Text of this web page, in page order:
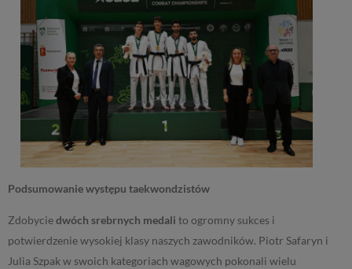
Podsumowanie występu taekwondzistów
Zdobyciedwóch srebrnych medali to ogromny sukces i
potwierdzenie wysokiej klasy naszych zawodników. Piotr Safaryn i
Julia Szpak w swoich kategoriach wagowych pokonali wielu